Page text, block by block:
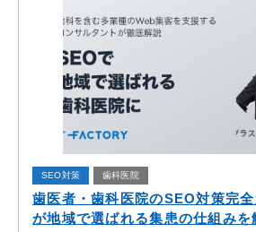
SEO対策 歯科医院
歯医者・歯科医院のSEO対策完
が地域で選ばれる集患の仕組みを